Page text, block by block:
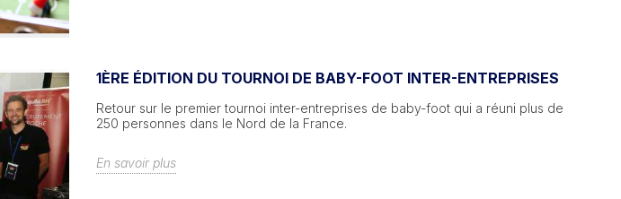
1ÈRE ÉDITION DU TOURNOI DE BABY-FOOT INTER-ENTREPRISES
Retour sur le premier tournoi inter-entreprises de baby-foot qui a réuni plus de
250 personnes dans le Nord de la France.
En savoir plus